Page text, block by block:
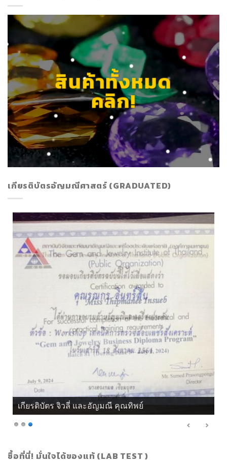
สินค้าทั้งหมด
คลิก!
เกียรติบัตรอัญมณีศาสตร์ (GRADUATED)
เกียรติบัตร จิวลี่ และอัญมณี คุณทิพย์
ซื้อที่นี่! มั่นใจได้ของแท้ (LAB TEST )